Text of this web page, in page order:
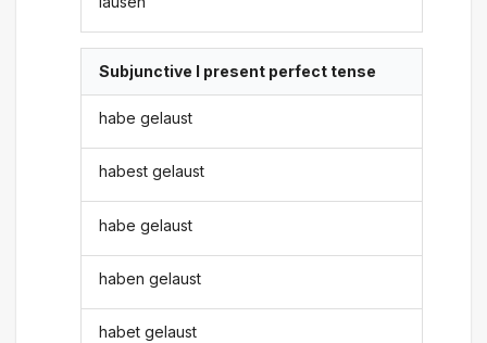
Subjunctive I present perfect tense
habe gelaust
habest gelaust
habe gelaust
haben gelaust
habet gelaust